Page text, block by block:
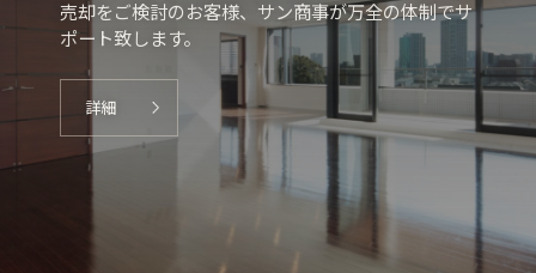
売却をご検討のお客様、サン商事が万全の体制でサ
ポート致します。
詳細